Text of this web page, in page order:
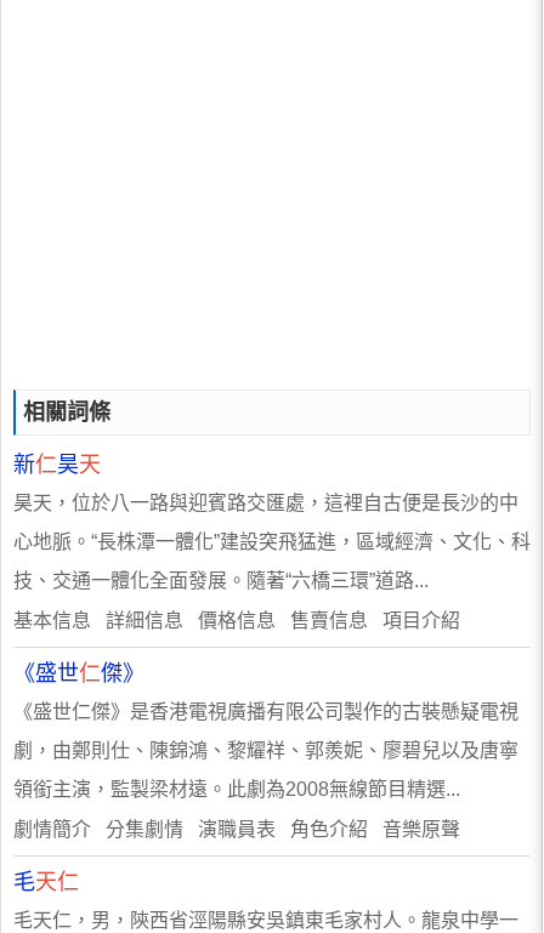
相關詞條
新仁昊天
昊天，位於八一路與迎賓路交匯處，這裡自古便是長沙的中
心地脈。“長株潭一體化”建設突飛猛進，區域經濟、文化、科
技、交通一體化全面發展。隨著“六橋三環”道路...
基本信息 詳細信息 價格信息 售賣信息 項目介紹
《盛世仁傑》
《盛世仁傑》是香港電視廣播有限公司製作的古裝懸疑電視
劇，由鄭則仕、陳錦鴻、黎耀祥、郭羨妮、廖碧兒以及唐寧
領銜主演，監製梁材遠。此劇為2008無線節目精選...
劇情簡介 分集劇情 演職員表 角色介紹 音樂原聲
毛天仁
毛天仁，男，陝西省涇陽縣安吳鎮東毛家村人。龍泉中學一